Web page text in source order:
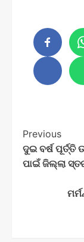
Post
Previous
ଦୁଇ ବର୍ଷ ପୂର୍ତ୍ତି
ପାଇଁ ଜିଲ୍ଲା